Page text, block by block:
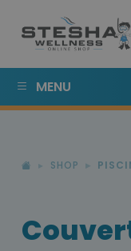
MENU
SHOP